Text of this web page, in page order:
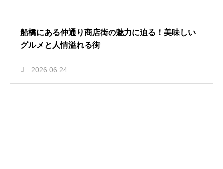
船橋にある仲通り商店街の魅力に迫る！美味しい
グルメと人情溢れる街
2026.06.24